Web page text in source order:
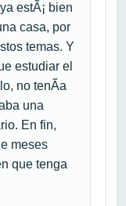
estÃ¡ bien
casa, por
temas. Y
estudiar el
no tenÃ­a
una
En fin,
meses
que tenga